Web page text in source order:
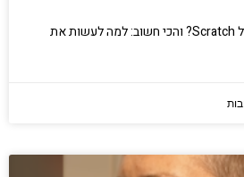
איך מחברים רספברי פיי ל Scratch? והכי חשוב: למה לעשות את